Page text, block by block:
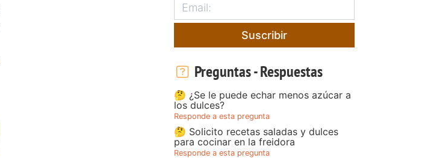
Suscribir
Preguntas - Respuestas
🤔 ¿Se le puede echar menos azúcar a
los dulces?
Responde a esta pregunta
🤔 Solicito recetas saladas y dulces
para cocinar en la freidora
Responde a esta pregunta